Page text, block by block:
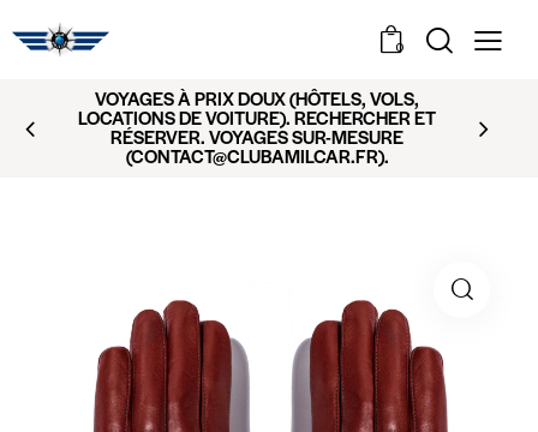
0
VOYAGES À PRIX DOUX (HÔTELS, VOLS,
LOCATIONS DE VOITURE). RECHERCHER ET
RÉSERVER. VOYAGES SUR-MESURE
(CONTACT@CLUBAMILCAR.FR).